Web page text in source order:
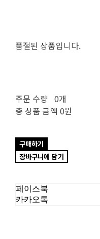
품절된 상품입니다.
주문 수량 0개
총 상품 금액 0원
구매하기
장바구니에 담기
페이스북
카카오톡